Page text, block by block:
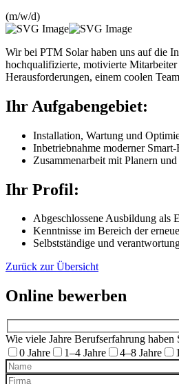
(m/w/d)
Wir bei PTM Solar haben uns auf die
hochqualifizierte, motivierte Mitarbeiter
Herausforderungen, einem coolen
Ihr Aufgabengebiet:
Installation, Wartung und
Inbetriebnahme moderner
Zusammenarbeit mit Planern
Ihr Profil:
Abgeschlossene Ausbildung als
Kenntnisse im Bereich der
Selbstständige und
Zurück zur Übersicht
Online bewerben
Wie viele Jahre Berufserfahrung haben
0 Jahre
1–4 Jahre 4–8 Jahre